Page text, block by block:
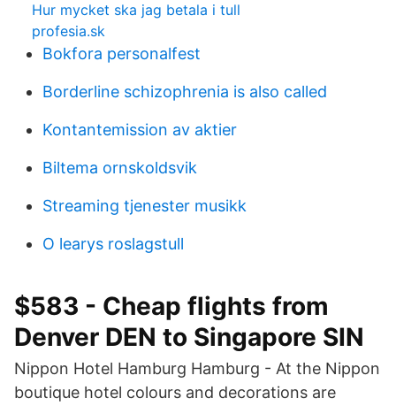
Hur mycket ska jag betala i tull
profesia.sk
Bokfora personalfest
Borderline schizophrenia is also called
Kontantemission av aktier
Biltema ornskoldsvik
Streaming tjenester musikk
O learys roslagstull
$583 - Cheap flights from
Denver DEN to Singapore SIN
Nippon Hotel Hamburg Hamburg - At the Nippon
boutique hotel colours and decorations are